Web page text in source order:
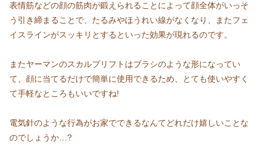
表情筋などの顔の筋肉が鍛えられることによって顔全体がいっそ
う引き締まることで、たるみやほうれい線がなくなり、またフェ
イスラインがスッキリとするといった効果が現れるのです。
またヤーマンのスカルプリフトはブラシのような形になってい
て、顔に当てるだけで簡単に使用できるため、とても使いやすく
て手軽なところもいいですね!
電気針のような行為がお家でできるなんてどれだけ嬉しいことな
のでしょうか…?